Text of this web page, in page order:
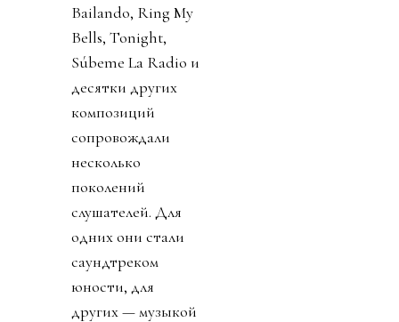
Bailando, Ring My
Bells, Tonight,
Súbeme La Radio и
десятки других
композиций
сопровождали
несколько
поколений
слушателей. Для
одних они стали
саундтреком
юности, для
других — музыкой